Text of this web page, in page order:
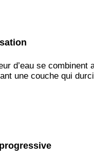
d’eau se combinent
une couche qui